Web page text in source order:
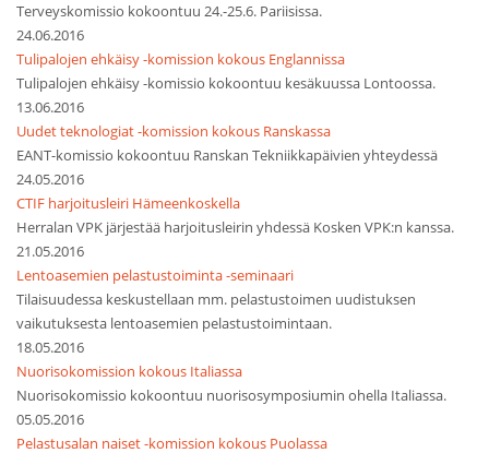
Terveyskomissio kokoontuu 24.-25.6. Pariisissa.
24.06.2016
Tulipalojen ehkäisy -komission kokous Englannissa
Tulipalojen ehkäisy -komissio kokoontuu kesäkuussa Lontoossa.
13.06.2016
Uudet teknologiat -komission kokous Ranskassa
EANT-komissio kokoontuu Ranskan Tekniikkapäivien yhteydessä
24.05.2016
CTIF harjoitusleiri Hämeenkoskella
Herralan VPK järjestää harjoitusleirin yhdessä Kosken VPK:n kanssa.
21.05.2016
Lentoasemien pelastustoiminta -seminaari
Tilaisuudessa keskustellaan mm. pelastustoimen uudistuksen
vaikutuksesta lentoasemien pelastustoimintaan.
18.05.2016
Nuorisokomission kokous Italiassa
Nuorisokomissio kokoontuu nuorisosymposiumin ohella Italiassa.
05.05.2016
Pelastusalan naiset -komission kokous Puolassa